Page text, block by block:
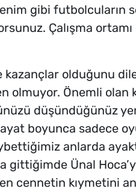
gibi futbolcuların
Çalışma
kazançlar olduğunu
olmuyor. Önemli
düşündüğünüz
boyunca sadece
anlarda
gittiğimde Ünal
cennetin kıymetini